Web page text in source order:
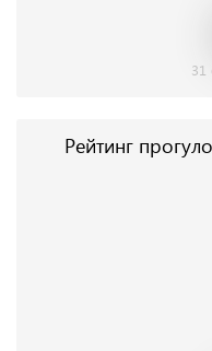
31
Рейтинг